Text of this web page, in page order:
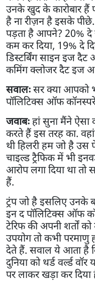
उनके खुद के कारोबार हैं
है ना रीज़न है इसके
पड़ता है आपने? 20% दे
कम कर दिया, 19% दे
डिस्टर्बिंग साइन इज
कमिंग क्लोजर दैट इज अ
सवालःसर क्या आपको
पॉलिटिक्स ऑफ
जवाबःहां सुना मैंने ऐसा
करते हैं इस तरह का.
थी हिलरी हम जो है उस
चाइल्ड ट्रैफिक में भी
आरोप लगा दिया था तो
हैं.
ट्रंप जो है इसलिए उनके
इन द पॉलिटिक्स ऑफ
टेरिफ की अपनी शर्तों
उपयोग तो कभी परमाणु
देते हैं. सवाल ये आता है
दुनिया को थर्ड वर्ल्ड
पर लाकर खड़ा कर